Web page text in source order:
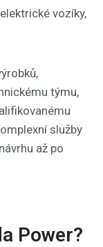
vozíky,
týmu,
služby
až po
Power?